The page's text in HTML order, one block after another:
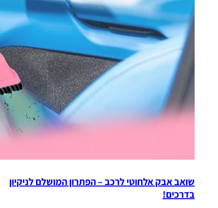
שואב אבק אלחוטי לרכב – הפתרון המושלם לניקיון
בדרכים!